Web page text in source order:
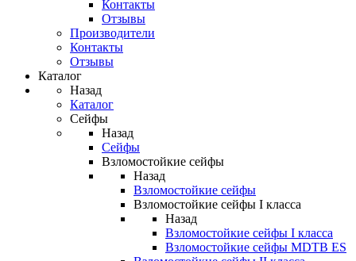
Контакты
Отзывы
Производители
Контакты
Отзывы
Каталог
Назад
Каталог
Сейфы
Назад
Сейфы
Взломостойкие сейфы
Назад
Взломостойкие сейфы
Взломостойкие сейфы I класса
Назад
Взломостойкие сейфы I класса
Взломостойкие сейфы MDTB ES